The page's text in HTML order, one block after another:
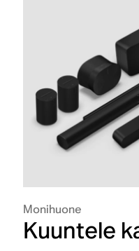
Monihuone
Kuuntele